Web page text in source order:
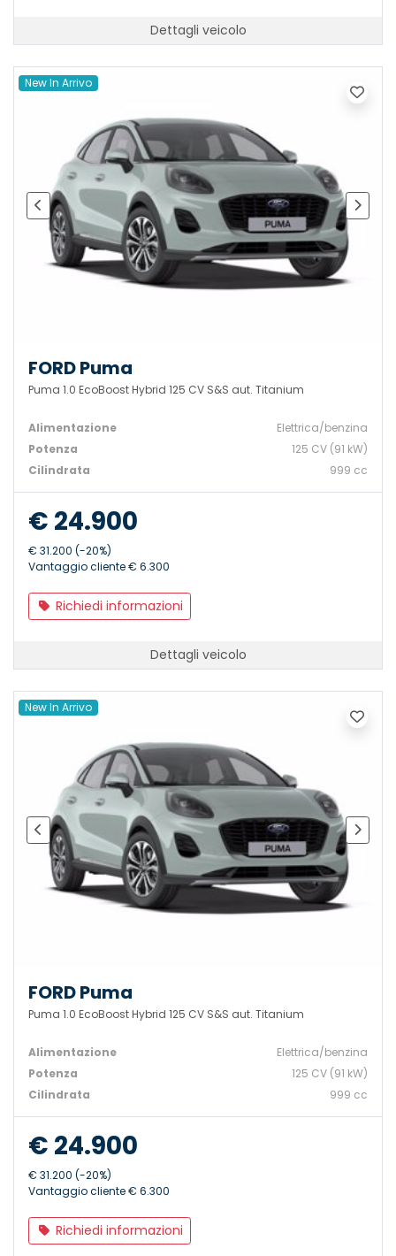
Dettagli veicolo
New In Arrivo
FORD Puma
Puma 1.0 EcoBoost Hybrid 125 CV S&S aut. Titanium
Alimentazione
Elettrica/benzina
Potenza
125 CV (91 kW)
Cilindrata
999 cc
€ 24.900
€ 31.200 (-20%)
Vantaggio cliente € 6.300
Richiedi informazioni
Dettagli veicolo
New In Arrivo
FORD Puma
Puma 1.0 EcoBoost Hybrid 125 CV S&S aut. Titanium
Alimentazione
Elettrica/benzina
Potenza
125 CV (91 kW)
Cilindrata
999 cc
€ 24.900
€ 31.200 (-20%)
Vantaggio cliente € 6.300
Richiedi informazioni